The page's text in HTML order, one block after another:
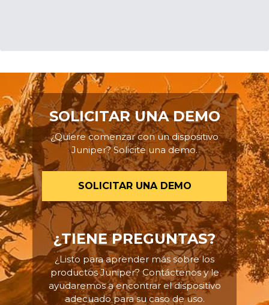
SOLICITAR UNA DEMO
¿Quiere comenzar con un dispositivo
Juniper? Solicite una demo.
SOLICITAR UNA DEMO
¿TIENE PREGUNTAS?
¿Listo para aprender más sobre los
productos Juniper? Contáctenos y le
ayudaremos a encontrar el dispositivo
adecuado para su caso de uso.